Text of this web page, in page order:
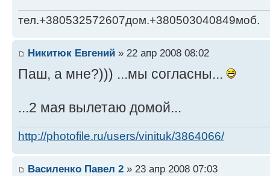
тел.+380532572607дом.+380503040849моб.
Никитюк Евгений » 22 апр 2008 08:02
Паш, а мне?))) ...мы согласны...
...2 мая вылетаю домой...
http://photofile.ru/users/vinituk/3864066/
Василенко Павел 2 » 23 апр 2008 07:03